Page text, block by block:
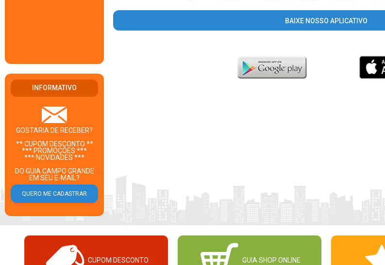
INFORMATIVO
GOSTARIA DE RECEBER?
** CUPOM DESCONTO **
*** PROMOÇÕES ***
*** NOVIDADES ***
DO GUIA CAMPO GRANDE
EM SEU E-MAIL?
BAIXE NOSSO APLICATIVO
CUPOM DESCONTO GUIA SHOP ONLINE